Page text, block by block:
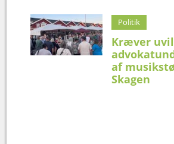
Politik
Kræver
af
Skagen